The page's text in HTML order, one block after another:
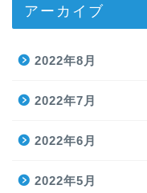
アーカイブ
2022年8月
2022年7月
2022年6月
2022年5月